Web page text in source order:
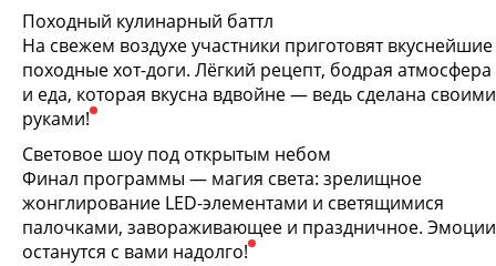
Походный кулинарный баттл
На свежем воздухе участники приготовят вкуснейшие
походные хот-доги. Лёгкий рецепт, бодрая атмосфера
и еда, которая вкусна вдвойне — ведь сделана своими
руками!
Световое шоу под открытым небом
Финал программы — магия света: зрелищное
жонглирование LED-элементами и светящимися
палочками, завораживающее и праздничное. Эмоции
останутся с вами надолго!